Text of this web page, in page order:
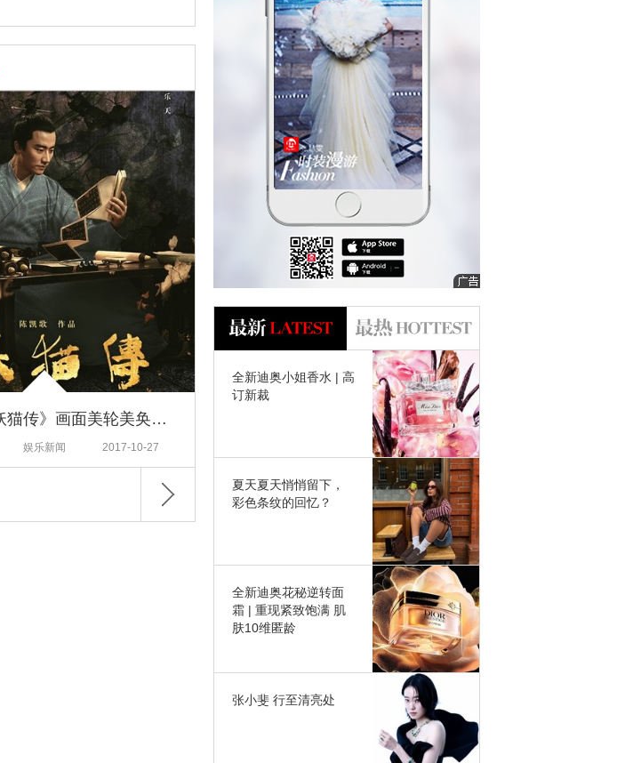
【热影】《妖猫传》画面美轮美奂简直拯救审美！演员也大有来头让人忍不住的小期待
娱乐新闻 2017-10-27
全新迪奥小姐香水 | 高
订新裁
夏天夏天悄悄留下，
彩色条纹的回忆？
全新迪奥花秘逆转面
霜 | 重现紧致饱满 肌
肤10维匿龄
张小斐 行至清亮处